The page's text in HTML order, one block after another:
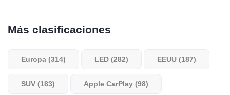
Más clasificaciones
Europa (314) LED (282) EEUU (187)
SUV (183) Apple CarPlay (98)